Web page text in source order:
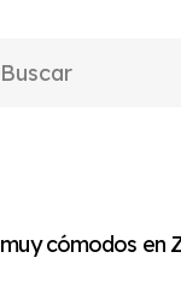
cómodos en